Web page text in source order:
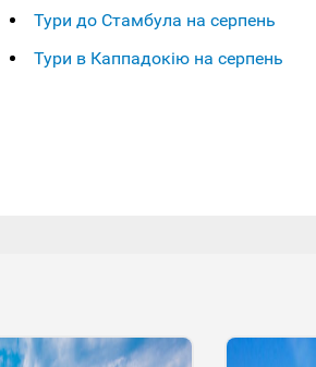
Тури до Стамбула на серпень
Тури в Каппадокію на серпень